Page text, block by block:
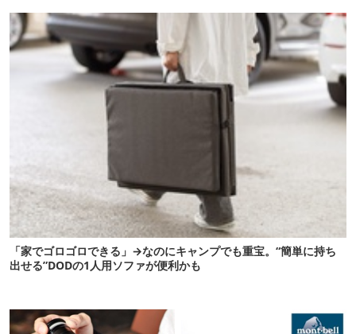
「家でゴロゴロできる」→なのにキャンプでも重宝。“簡単に持ち
出せる”DODの1人用ソファが便利かも